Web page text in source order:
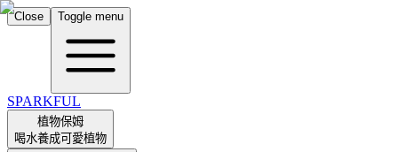
Close Toggle menu
SPARKFUL
植物保姆
喝水養成可愛植物